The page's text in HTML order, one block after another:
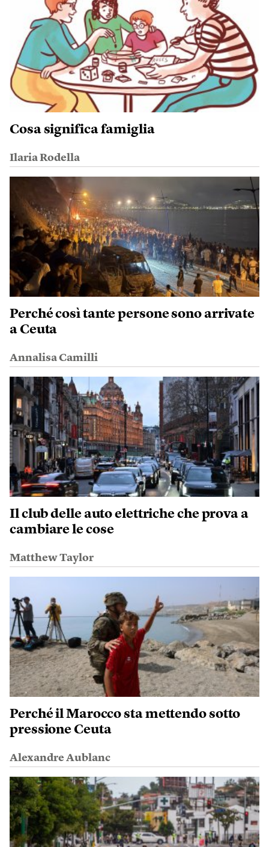
Cosa significa famiglia
Ilaria Rodella
Perché così tante persone sono arrivate
a Ceuta
Annalisa Camilli
Il club delle auto elettriche che prova a
cambiare le cose
Matthew Taylor
Perché il Marocco sta mettendo sotto
pressione Ceuta
Alexandre Aublanc